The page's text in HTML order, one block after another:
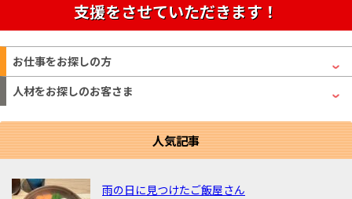
支援をさせていただきます！
お仕事をお探しの方
人材をお探しのお客さま
人気記事
雨の日に見つけたご飯屋さん